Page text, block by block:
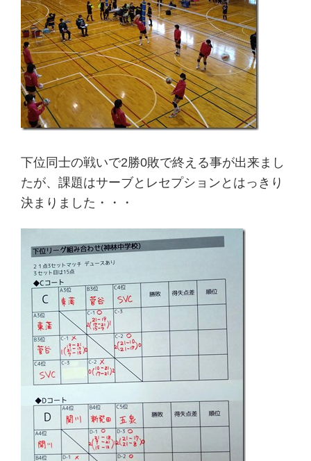
下位同士の戦いで2勝0敗で終える事が出来まし
たが、課題はサーブとレセプションとはっきり
決まりました・・・